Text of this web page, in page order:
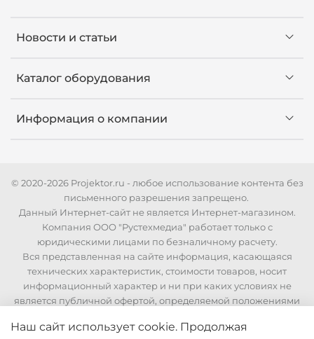
Новости и статьи
Каталог оборудования
Информация о компании
© 2020-2026 Projektor.ru - любое использование контента без
письменного разрешения запрещено.
Данный Интернет-сайт не является Интернет-магазином.
Компания ООО "Рустехмедиа" работает только с
юридическими лицами по безналичному расчету.
Вся представленная на сайте информация, касающаяся
технических характеристик, стоимости товаров, носит
информационный характер и ни при каких условиях не
является публичной офертой, определяемой положениями
стоимости и технических характеристик необходимо
Наш сайт использует cookie. Продолжая